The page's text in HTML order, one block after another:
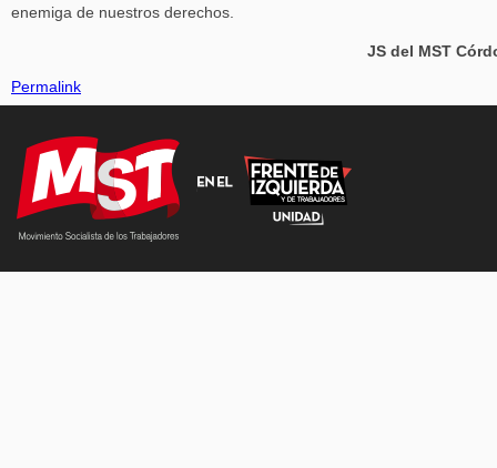
enemiga de nuestros derechos.
JS del MST
Permalink